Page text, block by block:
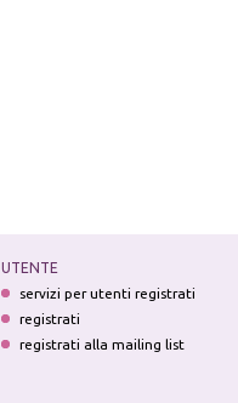
UTENTE
servizi per utenti registrati
registrati
registrati alla mailing list